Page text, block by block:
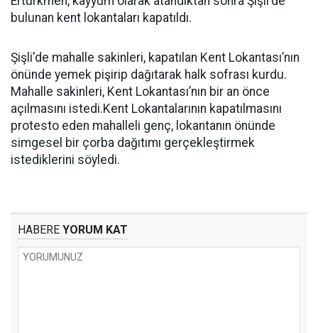
bulunan kent lokantaları kapatıldı.
Şişli'de mahalle sakinleri, kapatılan Kent Lokantası’nın
önünde yemek pişirip dağıtarak halk sofrası kurdu.
Mahalle sakinleri, Kent Lokantası’nın bir an önce
açılmasını istedi.Kent Lokantalarının kapatılmasını
protesto eden mahalleli genç, lokantanın önünde
simgesel bir çorba dağıtımı gerçekleştirmek
istediklerini söyledi.
HABERE YORUM KAT